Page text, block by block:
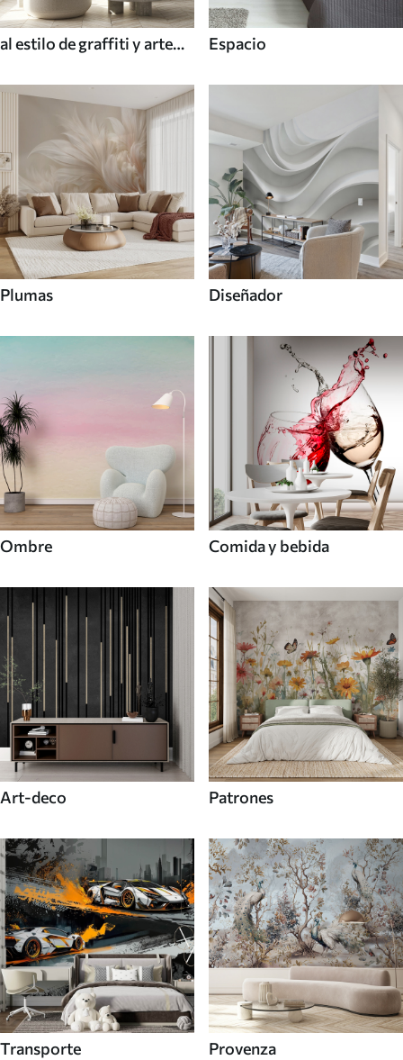
al estilo de graffiti y arte
Espacio
Plumas Diseñador
Ombre Comida y bebida
Art-deco Patrones
Transporte Provenza